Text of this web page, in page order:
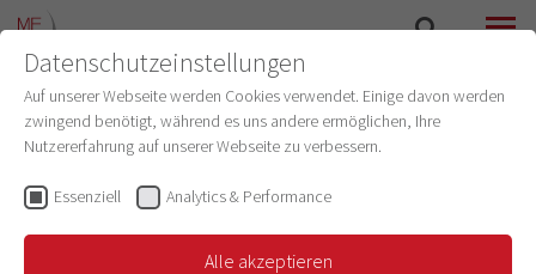
Datenschutzeinstellungen
Auf unserer Webseite werden Cookies verwendet. Einige davon werden
zwingend benötigt, während es uns andere ermöglichen, Ihre
Nutzererfahrung auf unserer Webseite zu verbessern.
Essenziell Analytics & Performance
Alle akzeptieren